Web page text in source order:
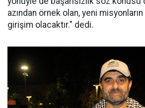
azından örnek olan, yeni
girişim olacaktır." dedi.